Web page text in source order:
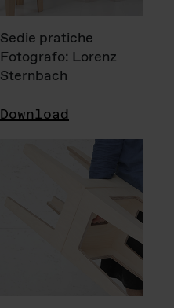
Sedie pratiche
Fotografo: Lorenz
Sternbach
Download